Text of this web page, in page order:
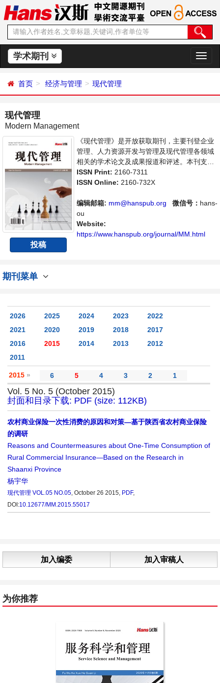
学术期刊
切
换
首页 经济与管理 现代管理
现代管理
Modern Management
投稿
《现代管理》是开放获取期刊，主要刊登企业
管理、人力资源开发与管理及现代管理各领域
相关的学术论文及成果报道和评述。本刊支持
思想创新、学术创新，倡导科学，繁荣学术，
集学术性、思想性为一体，旨在给世界范围内
享和讨论管理学领域内不同方向问题与发展的
交流平台。
ISSN Print: 2160-7311
ISSN Online: 2160-732X
编辑邮箱: mm@hanspub.org 微信号： hans-
ou
Website:
https://www.hanspub.org/journal/MM.html
期刊菜单
2026 2025 2024 2023
2022
2021
2020 2019 2018
2017
2016
2015 2014 2013
2012
2011
2015 » 6 5 4 3 2 1
Vol. 5 No. 5 (October 2015)
封面和目录下载: PDF (size: 112KB)
农村商业保险一次性消费的原因和对策—基于陕西省农村商业保险
的调研
Reasons and Countermeasures about One-Time Consumption of
Rural Commercial Insurance—Based on the Research in
Shaanxi Province
杨宇华
现代管理 VOL.05 NO.05, October 26 2015, PDF,
DOI:10.12677/MM.2015.55017
加入编委 加入审稿人
为你推荐